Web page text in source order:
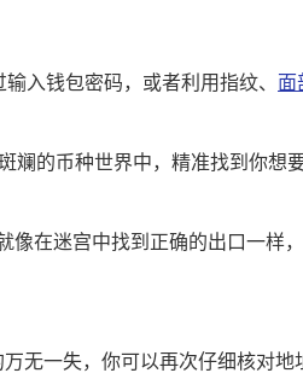
入钱包密码，或者利用指纹、 面
的币种世界中，精准找到你想
在迷宫中找到正确的出口一样
无一失，你可以再次仔细核对